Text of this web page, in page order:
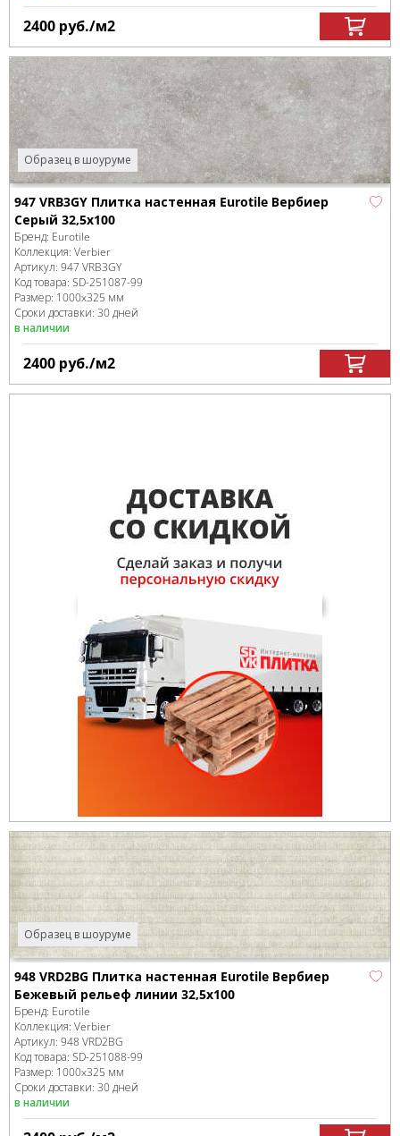
2400 руб./м2
Образец в шоуруме
947 VRB3GY Плитка настенная Eurotile Вербиер
Серый 32,5х100
Бренд: Eurotile
Коллекция: Verbier
Артикул: 947 VRB3GY
Код товара: SD-251087-99
Размер: 1000x325 мм
Сроки доставки: 30 дней
в наличии
2400 руб./м2
Образец в шоуруме
948 VRD2BG Плитка настенная Eurotile Вербиер
Бежевый рельеф линии 32,5х100
Бренд: Eurotile
Коллекция: Verbier
Артикул: 948 VRD2BG
Код товара: SD-251088-99
Размер: 1000x325 мм
Сроки доставки: 30 дней
в наличии